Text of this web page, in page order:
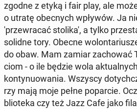
zgod­ne z etyką i fair play, ale
o utratę obec­nych wpływów. Ja
'przew­ra­cać sto­li­ka', a tylko
solidne tory. Obecne
do obaw. Mam zamiar za­cho­wać
ciom - o ile będzie wola
kon­ty­nu­owa­nia. Wszyscy
rzy mają moje pełne po­par­cie.
blio­te­ka czy też Jazz Cafe jako